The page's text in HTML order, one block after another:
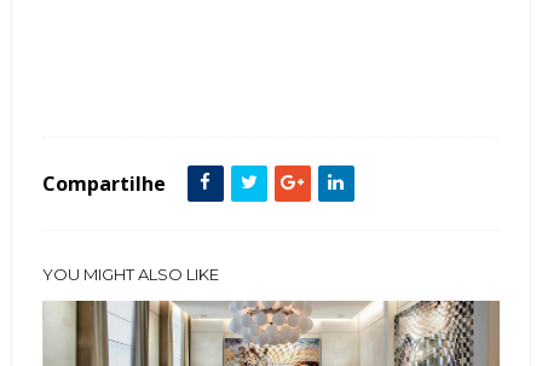
Compartilhe
YOU MIGHT ALSO LIKE